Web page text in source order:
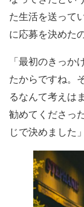
た生活を送って
に応募を決めた
「最初のきっか
たからですね。
るなんて考えは
勧めてくださっ
じで決めました」